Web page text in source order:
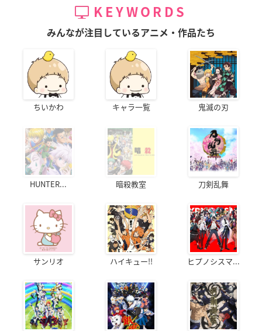
KEYWORDS
みんなが注目しているアニメ・作品たち
ちいかわ キャラ一覧 鬼滅の刃
HUNTER... 暗殺教室 刀剣乱舞
サンリオ ハイキュー!! ヒプノシスマ...